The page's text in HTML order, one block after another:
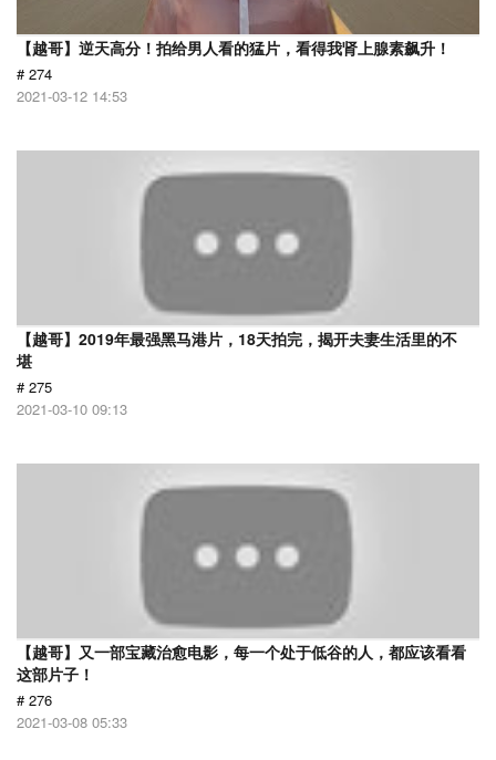
【越哥】逆天高分！拍给男人看的猛片，看得我肾上腺素飙升！
# 274
2021-03-12 14:53
【越哥】2019年最强黑马港片，18天拍完，揭开夫妻生活里的不
堪
# 275
2021-03-10 09:13
【越哥】又一部宝藏治愈电影，每一个处于低谷的人，都应该看看
这部片子！
# 276
2021-03-08 05:33